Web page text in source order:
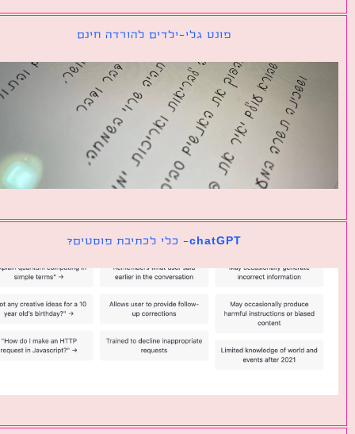
פונט גלי-ילדים להורדה חינם
chatGPT- כלי לכתיבת פוסטים?